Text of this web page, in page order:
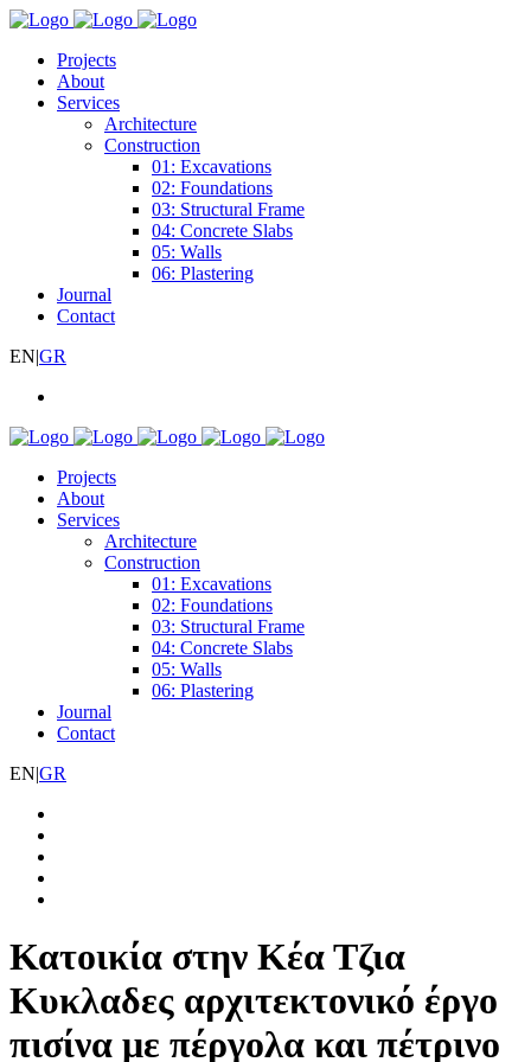
Projects
About
Services
Architecture
Construction
01: Excavations
02: Foundations
03: Structural Frame
04: Concrete Slabs
05: Walls
06: Plastering
Journal
Contact
EN|GR
Projects
About
Services
Architecture
Construction
01: Excavations
02: Foundations
03: Structural Frame
04: Concrete Slabs
05: Walls
06: Plastering
Journal
Contact
EN|GR
Κατοικία στην Κέα Τζια
Κυκλαδες αρχιτεκτονικό έργο
πισίνα με πέργολα και πέτρινο